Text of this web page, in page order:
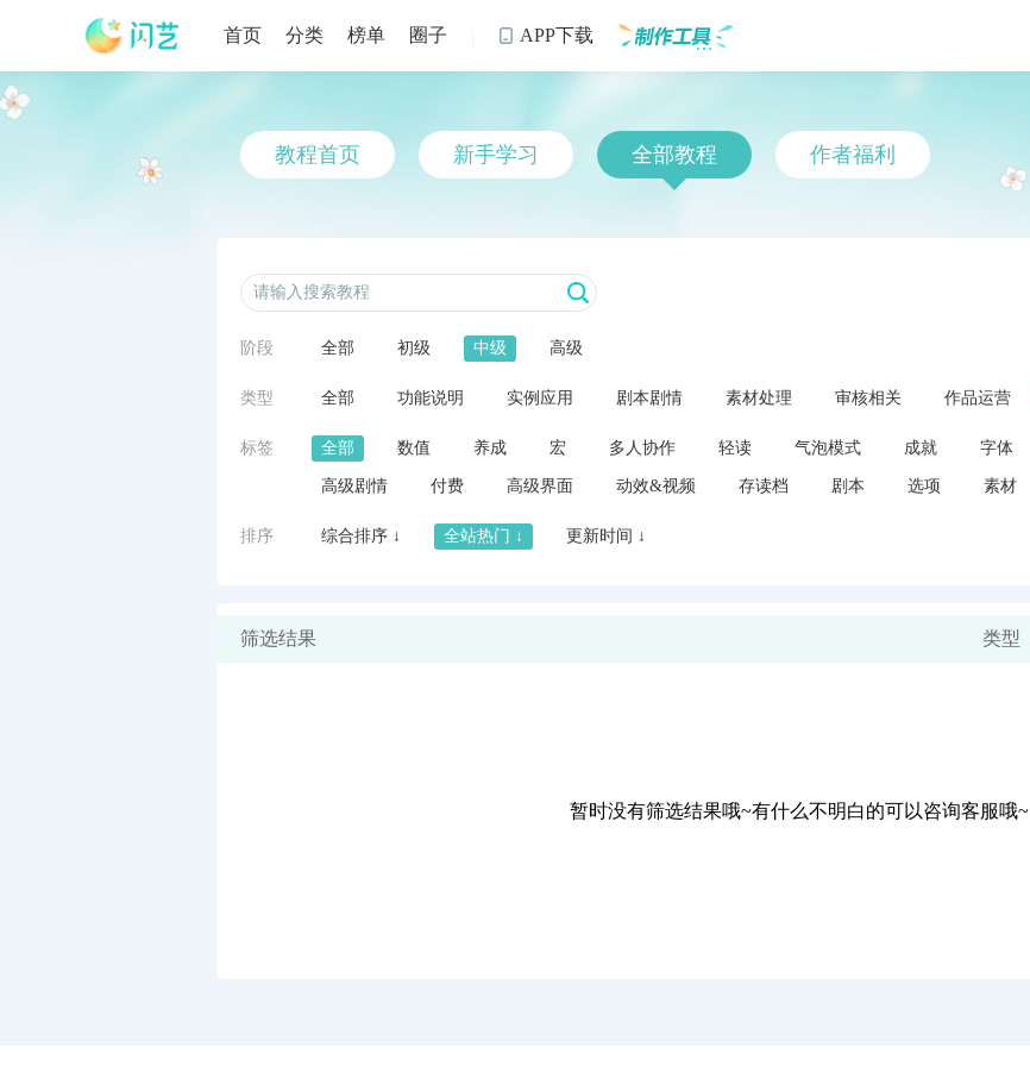
首页 分类 榜单 圈子  APP下载
教程首页 新手学习 全部教程 作者福利
阶段 全部 初级 中级 高级
类型 全部 功能说明 实例应用 剧本剧情 素材处理 审核相关 作品运营
标签 全部 数值 养成 宏 多人协作 轻读 气泡模式 成就 字体
高级剧情 付费 高级界面 动效&视频 存读档 剧本 选项 素材
排序 综合排序 ↓ 全站热门 ↓ 更新时间 ↓
筛选结果 类型
暂时没有筛选结果哦~有什么不明白的可以咨询客服哦~